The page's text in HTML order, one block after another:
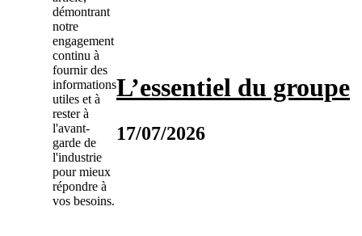
démontrant
notre
engagement
continu à
fournir des
informations
utiles et à
rester à
l'avant-
garde de
l'industrie
pour mieux
répondre à
vos besoins.
L’essentiel du groupe
17/07/2026